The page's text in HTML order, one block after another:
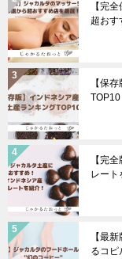
【完
超おす
【保
TOP10
【完
レート
【最
るコピ